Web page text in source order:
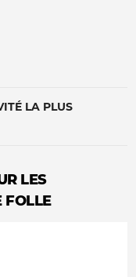
LA PLUS
LES
FOLLE